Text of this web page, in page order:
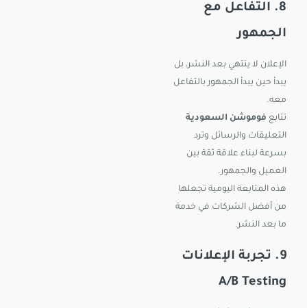
8. التفاعل مع
الجمهور
الإعلان لا ينتهي بعد النشر، بل
يبدأ حين يبدأ الجمهور بالتفاعل
معه.
تتابع فوموشن السعودية
التعليقات والرسائل وترد
بسرعة لبناء علاقة ثقة بين
العميل والجمهور.
هذه المتابعة اليومية تجعلها
من أفضل الشركات في خدمة
ما بعد النشر.
9. تجربة الإعلانات
A/B Testing